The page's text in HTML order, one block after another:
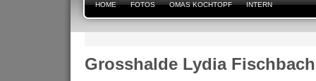
HOME FOTOS OMAS KOCHTOPF INTERN
Grosshalde Lydia